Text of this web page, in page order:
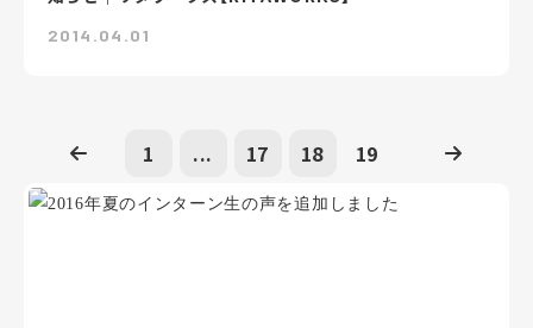
2014.04.01
1 ... 17 18 19